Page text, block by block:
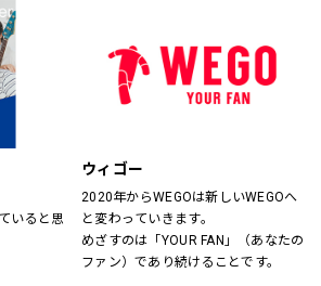
だける、
イテムを
ます。
※イーアスつくば店ではキッズの取
扱いはございません。
いると思
ウィゴー
2020年からWEGOは新しいWEGOへ
と変わっていきます。
めざすのは「YOUR FAN」（あなたの
ファン）であり続けることです。